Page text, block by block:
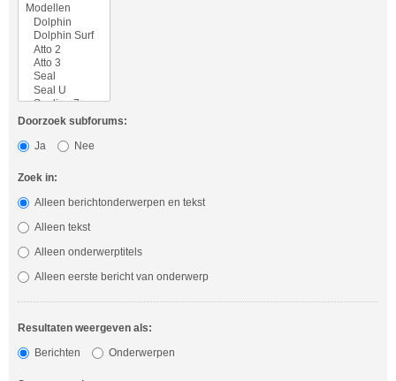
Doorzoek subforums:
Ja
Nee
Zoek in:
Alleen berichtonderwerpen en tekst
Alleen tekst
Alleen onderwerptitels
Alleen eerste bericht van onderwerp
Resultaten weergeven als:
Berichten
Onderwerpen